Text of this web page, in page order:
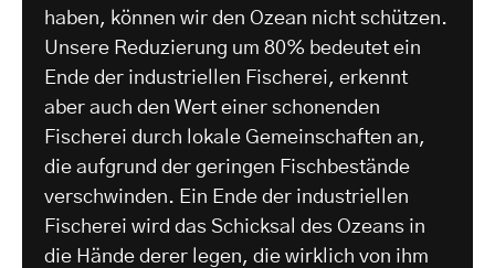
haben, können wir den Ozean nicht schützen.
Unsere Reduzierung um 80% bedeutet ein
Ende der industriellen Fischerei, erkennt
aber auch den Wert einer schonenden
Fischerei durch lokale Gemeinschaften an,
die aufgrund der geringen Fischbestände
verschwinden. Ein Ende der industriellen
Fischerei wird das Schicksal des Ozeans in
die Hände derer legen, die wirklich von ihm